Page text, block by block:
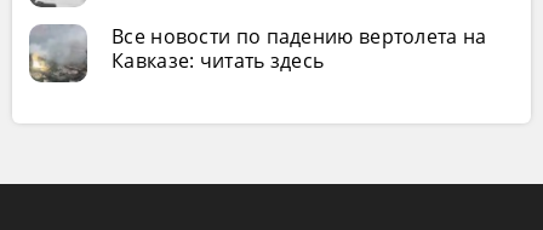
Все новости по падению вертолета на
Кавказе: читать здесь